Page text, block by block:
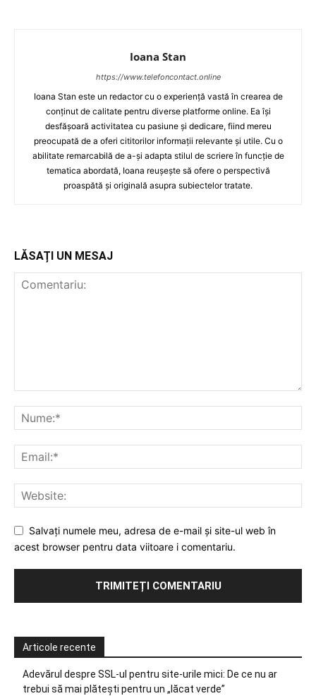
Ioana Stan
https://www.telefoncontact.online
Ioana Stan este un redactor cu o experiență vastă în crearea de
conținut de calitate pentru diverse platforme online. Ea își
desfășoară activitatea cu pasiune și dedicare, fiind mereu
preocupată de a oferi cititorilor informații relevante și utile. Cu o
abilitate remarcabilă de a-și adapta stilul de scriere în funcție de
tematica abordată, Ioana reușește să ofere o perspectivă
proaspătă și originală asupra subiectelor tratate.
LĂSAȚI UN MESAJ
Salvați numele meu, adresa de e-mail și site-ul web în
acest browser pentru data viitoare i comentariu.
Articole recente
Adevărul despre SSL-ul pentru site-urile mici: De ce nu ar
trebui să mai plătești pentru un „lăcat verde”